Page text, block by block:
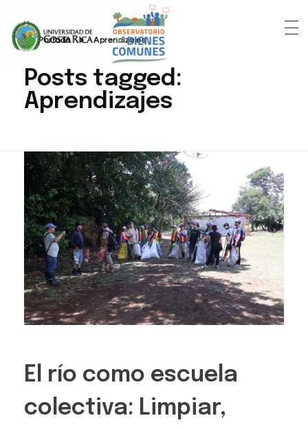
Portada » Aprendizajes
Posts tagged:
Aprendizajes
El río como escuela
colectiva: Limpiar,